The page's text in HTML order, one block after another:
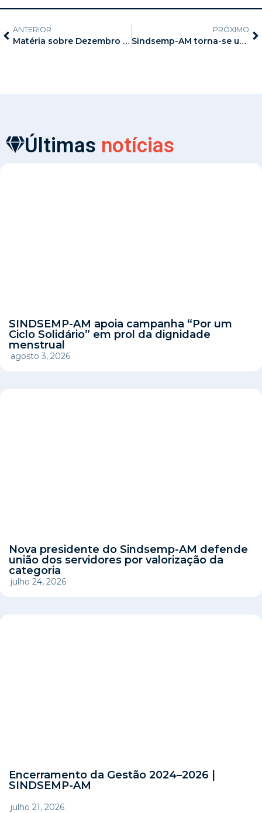
ANTERIOR
Matéria sobre Dezembro Vermelho e conscientização sobre o HIV repercute na imprensa com participação do SINDSEMP-AM
PRÓXIMO
Sindsemp-AM torna-se um dos sindicatos mais representativos do serviço público no Amazonas
Últimas notícias
SINDSEMP-AM apoia campanha “Por um
Ciclo Solidário” em prol da dignidade
menstrual
agosto 3, 2026
Nova presidente do Sindsemp-AM defende
união dos servidores por valorização da
categoria
julho 24, 2026
Encerramento da Gestão 2024–2026 |
SINDSEMP-AM
julho 21, 2026